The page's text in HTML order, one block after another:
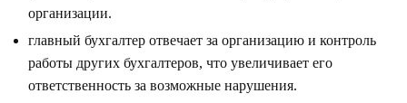
организации.
главный бухгалтер отвечает за организацию и контроль
работы других бухгалтеров, что увеличивает его
ответственность за возможные нарушения.